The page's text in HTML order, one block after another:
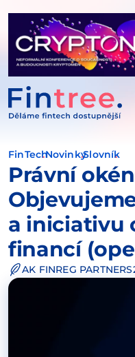
FinTechNovinkySlovník
Právní
a iniciativu
financí
AK FINREG PARTNERS